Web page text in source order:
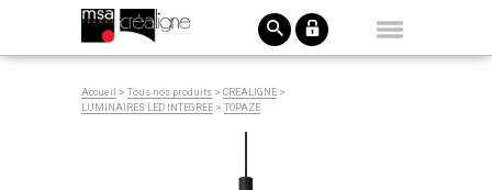
Accueil > Tous nos produits > CREALIGNE >
LUMINAIRES LED INTEGREE > TOPAZE